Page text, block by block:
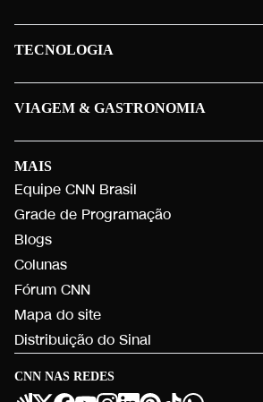
CNN NAS REDES
MAIS
Equipe CNN Brasil
Grade de Programação
Blogs
Colunas
Fórum CNN
Mapa do site
Distribuição do Sinal
TECNOLOGIA
VIAGEM & GASTRONOMIA